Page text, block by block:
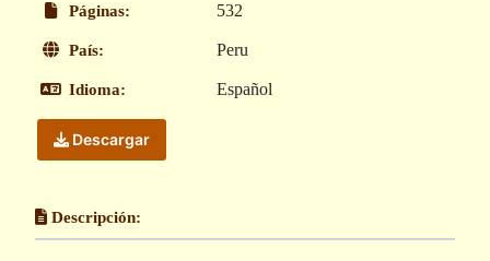
Páginas: 532
País: Peru
Idioma: Español
Descargar
Descripción: